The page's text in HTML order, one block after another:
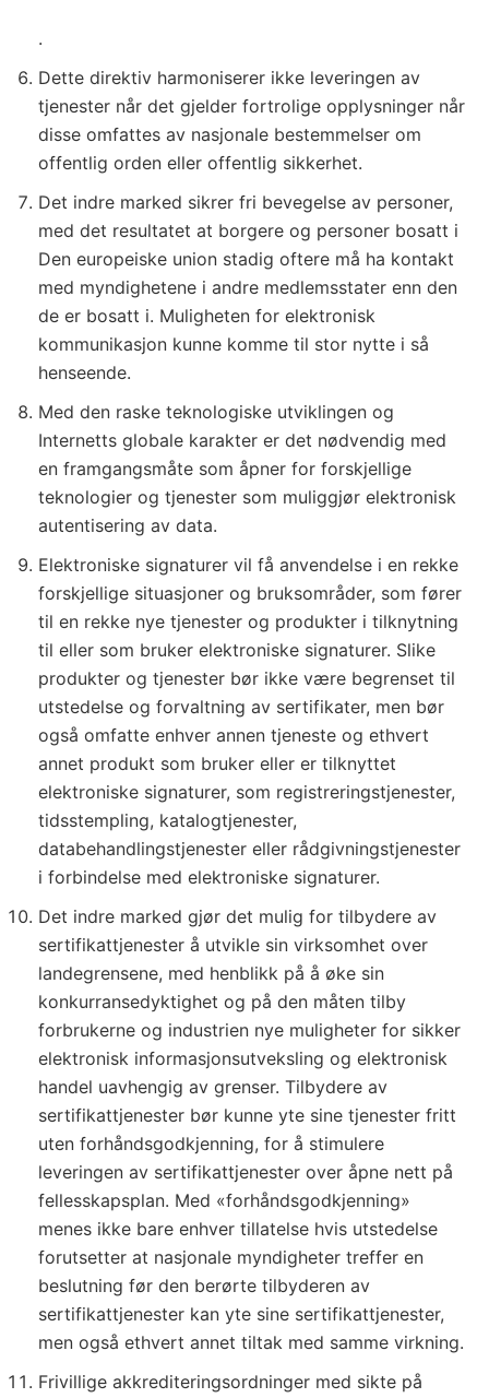
.
Dette direktiv harmoniserer ikke leveringen av
tjenester når det gjelder fortrolige opplysninger når
disse omfattes av nasjonale bestemmelser om
offentlig orden eller offentlig sikkerhet.
Det indre marked sikrer fri bevegelse av personer,
med det resultatet at borgere og personer bosatt i
Den europeiske union stadig oftere må ha kontakt
med myndighetene i andre medlemsstater enn den
de er bosatt i. Muligheten for elektronisk
kommunikasjon kunne komme til stor nytte i så
henseende.
Med den raske teknologiske utviklingen og
Internetts globale karakter er det nødvendig med
en framgangsmåte som åpner for forskjellige
teknologier og tjenester som muliggjør elektronisk
autentisering av data.
Elektroniske signaturer vil få anvendelse i en rekke
forskjellige situasjoner og bruksområder, som fører
til en rekke nye tjenester og produkter i tilknytning
til eller som bruker elektroniske signaturer. Slike
produkter og tjenester bør ikke være begrenset til
utstedelse og forvaltning av sertifikater, men bør
også omfatte enhver annen tjeneste og ethvert
annet produkt som bruker eller er tilknyttet
elektroniske signaturer, som registreringstjenester,
tidsstempling, katalogtjenester,
databehandlingstjenester eller rådgivningstjenester
i forbindelse med elektroniske signaturer.
Det indre marked gjør det mulig for tilbydere av
sertifikattjenester å utvikle sin virksomhet over
landegrensene, med henblikk på å øke sin
konkurransedyktighet og på den måten tilby
forbrukerne og industrien nye muligheter for sikker
elektronisk informasjonsutveksling og elektronisk
handel uavhengig av grenser. Tilbydere av
sertifikattjenester bør kunne yte sine tjenester fritt
uten forhåndsgodkjenning, for å stimulere
leveringen av sertifikattjenester over åpne nett på
fellesskapsplan. Med «forhåndsgodkjenning»
menes ikke bare enhver tillatelse hvis utstedelse
forutsetter at nasjonale myndigheter treffer en
beslutning før den berørte tilbyderen av
sertifikattjenester kan yte sine sertifikattjenester,
men også ethvert annet tiltak med samme virkning.
Frivillige akkrediteringsordninger med sikte på